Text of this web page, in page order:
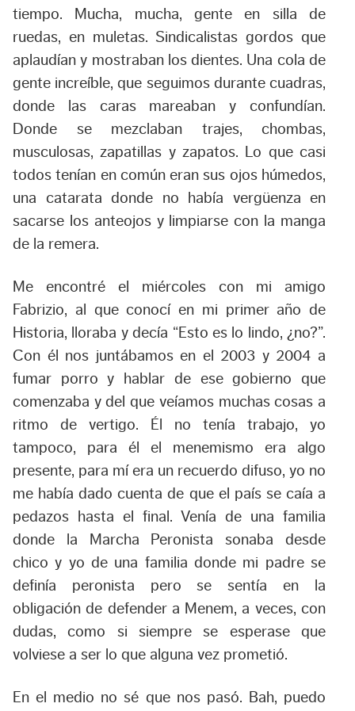
tiempo. Mucha, mucha, gente en silla de
ruedas, en muletas. Sindicalistas gordos que
aplaudían y mostraban los dientes. Una cola de
gente increíble, que seguimos durante cuadras,
donde las caras mareaban y confundían.
Donde se mezclaban trajes, chombas,
musculosas, zapatillas y zapatos. Lo que casi
todos tenían en común eran sus ojos húmedos,
una catarata donde no había vergüenza en
sacarse los anteojos y limpiarse con la manga
de la remera.
Me encontré el miércoles con mi amigo
Fabrizio, al que conocí en mi primer año de
Historia, lloraba y decía “Esto es lo lindo, ¿no?”.
Con él nos juntábamos en el 2003 y 2004 a
fumar porro y hablar de ese gobierno que
comenzaba y del que veíamos muchas cosas a
ritmo de vertigo. Él no tenía trabajo, yo
tampoco, para él el menemismo era algo
presente, para mí era un recuerdo difuso, yo no
me había dado cuenta de que el país se caía a
pedazos hasta el final. Venía de una familia
donde la Marcha Peronista sonaba desde
chico y yo de una familia donde mi padre se
definía peronista pero se sentía en la
obligación de defender a Menem, a veces, con
dudas, como si siempre se esperase que
volviese a ser lo que alguna vez prometió.
En el medio no sé que nos pasó. Bah, puedo